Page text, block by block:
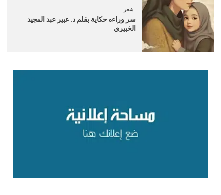
شعر
سر وراءه حكاية بقلم د. عبير عبد المجيد
الخبيري